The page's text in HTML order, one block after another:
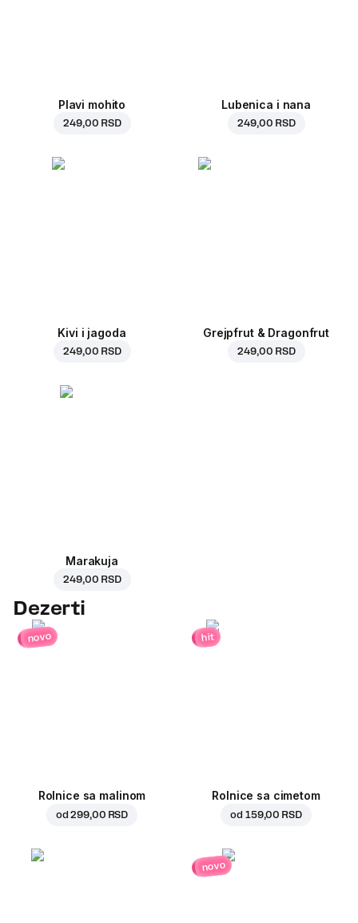
Plavi mohito
249,00 RSD
Lubenica i nana
249,00 RSD
Kivi i jagoda
249,00 RSD
Grejpfrut & Dragonfrut
249,00 RSD
Marakuja
249,00 RSD
Dezerti
novo
Rolnice sa malinom
od299,00 RSD
hit
Rolnice sa cimetom
od 159,00 RSD
novo